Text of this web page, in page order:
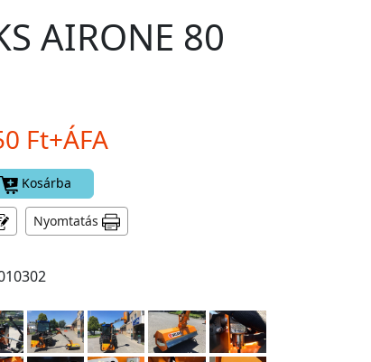
AIRONE 80
Ft+ÁFA
Kosárba
Nyomtatás